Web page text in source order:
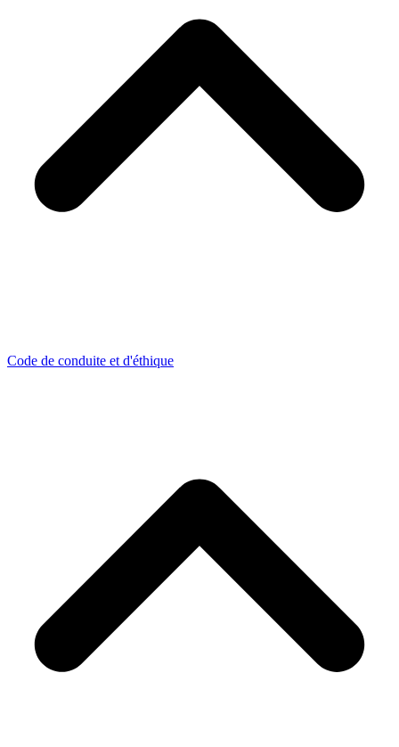
Code de conduite et d'éthique